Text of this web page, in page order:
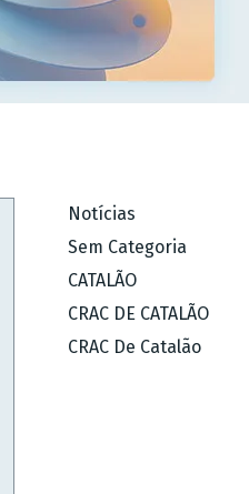
Notícias
Sem Categoria
CATALÃO
CRAC DE CATALÃO
CRAC De Catalão